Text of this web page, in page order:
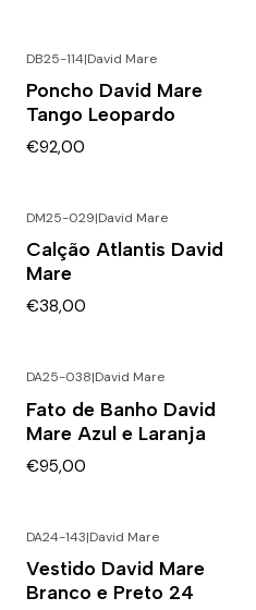
DB25-114|David Mare
Poncho David Mare
Tango Leopardo
€92,00
DM25-029|David Mare
Calção Atlantis David
Mare
€38,00
DA25-038|David Mare
Fato de Banho David
Mare Azul e Laranja
€95,00
DA24-143|David Mare
Vestido David Mare
Branco e Preto 24